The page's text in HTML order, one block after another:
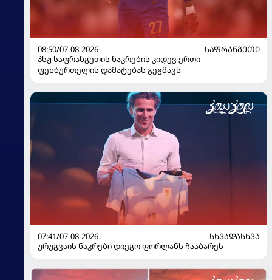
08:50/07-08-2026
ᲡᲐᲤᲠᲐᲜᲒᲔᲗᲘ
პსჟ საფრანგეთის ნაკრების კიდევ ერთი
ფეხბურთელის დამატებას გეგმავს
07:41/07-08-2026
ᲡᲮᲕᲐᲓᲐᲡᲮᲕᲐ
ურუგვაის ნაკრები დიეგო ფორლანს ჩააბარეს